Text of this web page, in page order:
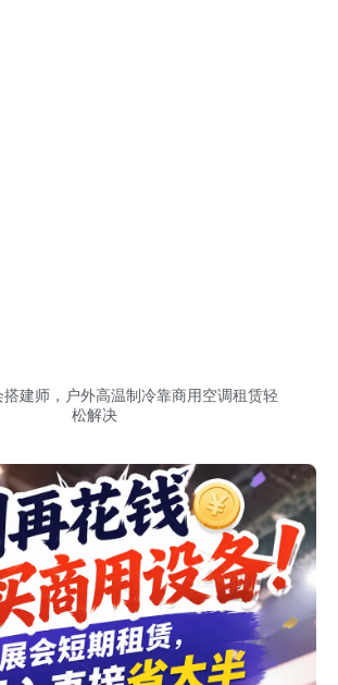
建师，户外高温制冷靠商用空调租赁轻
松解决